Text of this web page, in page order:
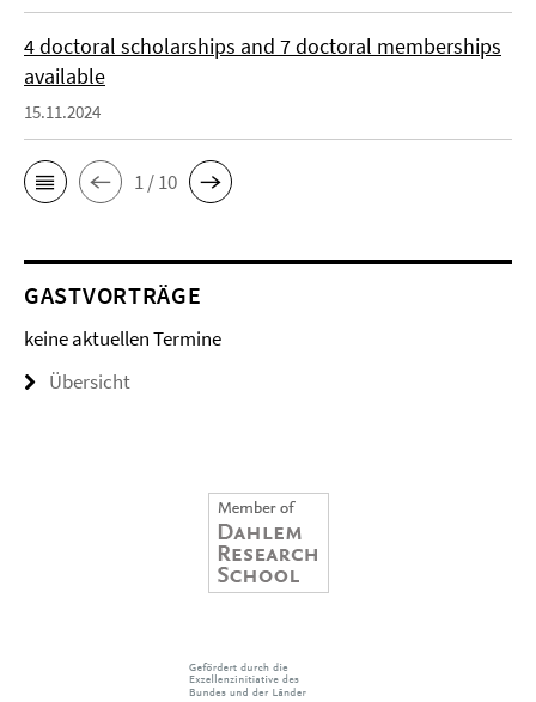
4 doctoral scholarships and 7 doctoral memberships
available
15.11.2024
1 / 10
GASTVORTRÄGE
keine aktuellen Termine
Übersicht